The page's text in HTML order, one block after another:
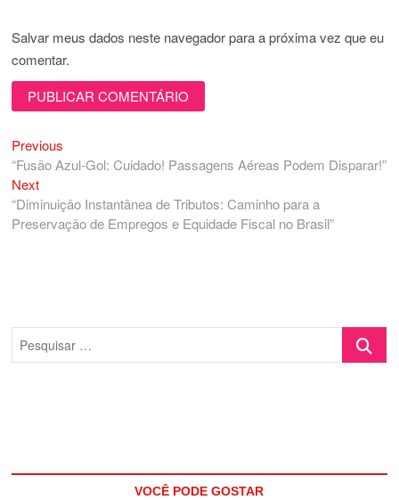
Salvar meus dados neste navegador para a próxima vez que eu
comentar.
Navegação
de
Post
Previous
post:
“Fusão Azul-Gol: Cuidado! Passagens Aéreas Podem Disparar!”
NextNext
post:
“Diminuição Instantânea de Tributos: Caminho para a
Preservação de Empregos e Equidade Fiscal no Brasil”
VOCÊ PODE GOSTAR